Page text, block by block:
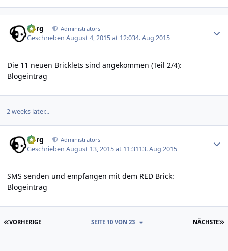
borg Administrators
GeschriebenAugust 4, 2015 at 12:034. Aug 2015
Die 11 neuen Bricklets sind angekommen (Teil 2/4):
Blogeintrag
2 weeks later...
borg Administrators
GeschriebenAugust 13, 2015 at 11:3113. Aug 2015
SMS senden und empfangen mit dem RED Brick:
Blogeintrag
ERSTE SEITE
VORHERIGE NÄCHSTE
SEITE 10 VON 23